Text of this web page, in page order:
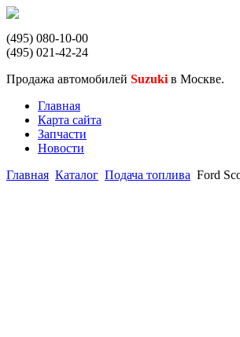
(495) 080-10-00
(495) 021-42-24
Продажа автомобилей Suzuki в Москве.
Главная
Карта сайта
Запчасти
Новости
Главная Каталог Подача топлива Ford